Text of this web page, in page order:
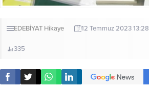
EDEBİYAT Hikaye 12 Temmuz 2023 13:28
335